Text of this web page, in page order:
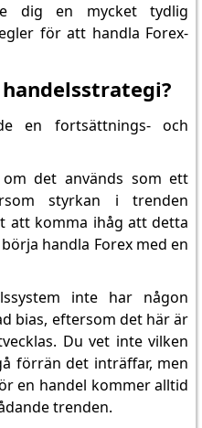
dig en mycket tydlig
för att handla Forex-
en fortsättnings- och
det används som ett
styrkan i trenden
att komma ihåg att detta
handla Forex med en
inte har någon
bias, eftersom det här är
Du vet inte vilken
förrän det inträffar, men
en handel kommer alltid
trenden.